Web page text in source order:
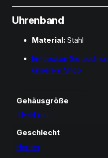
Uhrenband
Material: Stahl
Entdecken Sie auch
unserem Shop.
Gehäusgröße
41-44 mm
Geschlecht
Herren